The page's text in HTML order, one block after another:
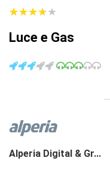
★★★★★
★★★★★
Luce e Gas
Alperia Digital & Gr...